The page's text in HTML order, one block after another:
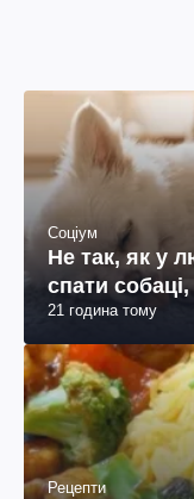
Соціум
Не так, як у
спати
21 година тому
Рецепти